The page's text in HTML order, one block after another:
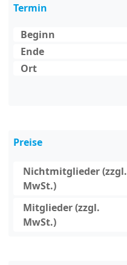
Termin
Beginn
Ende
Ort
Preise
Nichtmitglieder (zzgl.
MwSt.)
Mitglieder (zzgl.
MwSt.)